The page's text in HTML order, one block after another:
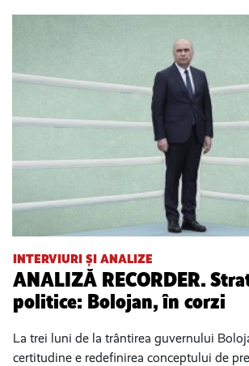
INTERVIURI ȘI ANALIZE
ANALIZĂ RECORDER.
politice: Bolojan, în corzi
La trei luni de la trântirea guvernului
certitudine e redefinirea conceptului de